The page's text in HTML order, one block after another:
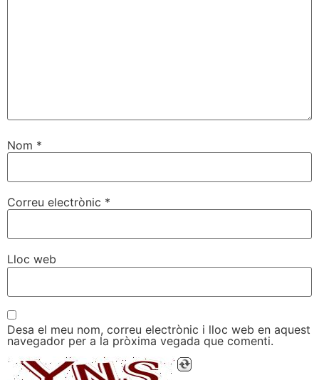
Nom *
Correu electrònic *
Lloc web
Desa el meu nom, correu electrònic i lloc web en aquest
navegador per a la pròxima vegada que comenti.